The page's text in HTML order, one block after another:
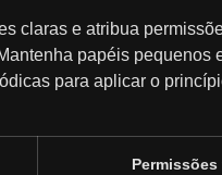
claras e atribua
papéis pequenos
para aplicar o